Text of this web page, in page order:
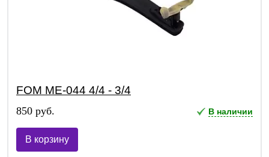
FOM ME-044 4/4 - 3/4
850 руб. В наличии
В корзину